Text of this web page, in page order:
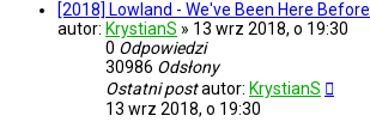
[2018] Lowland - We've Been Here Before
autor: KrystianS » 13 wrz 2018, o 19:30
0 Odpowiedzi
30986 Odsłony
Ostatni postautor: KrystianS
13 wrz 2018, o 19:30